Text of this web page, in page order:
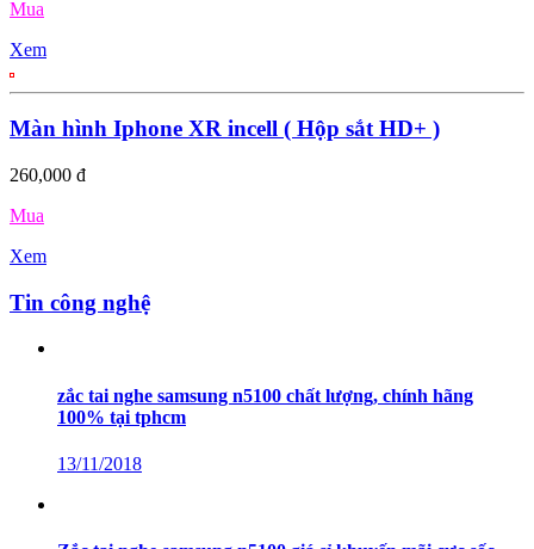
Mua
Xem
Màn hình Iphone XR incell ( Hộp sắt HD+ )
260,000 đ
Mua
Xem
Tin công nghệ
zắc tai nghe samsung n5100 chất lượng, chính hãng
100% tại tphcm
13/11/2018